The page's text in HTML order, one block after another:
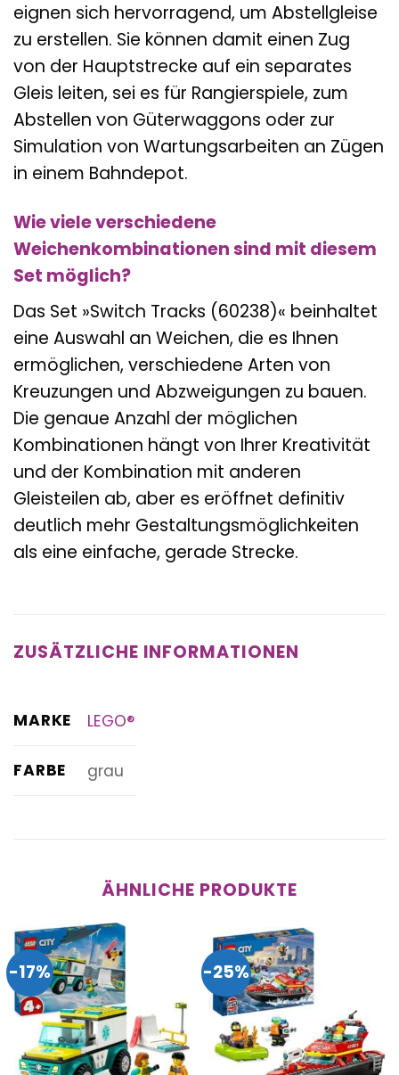
eignen sich hervorragend, um Abstellgleise
zu erstellen. Sie können damit einen Zug
von der Hauptstrecke auf ein separates
Gleis leiten, sei es für Rangierspiele, zum
Abstellen von Güterwaggons oder zur
Simulation von Wartungsarbeiten an Zügen
in einem Bahndepot.
Wie viele verschiedene
Weichenkombinationen sind mit diesem
Set möglich?
Das Set »Switch Tracks (60238)« beinhaltet
eine Auswahl an Weichen, die es Ihnen
ermöglichen, verschiedene Arten von
Kreuzungen und Abzweigungen zu bauen.
Die genaue Anzahl der möglichen
Kombinationen hängt von Ihrer Kreativität
und der Kombination mit anderen
Gleisteilen ab, aber es eröffnet definitiv
deutlich mehr Gestaltungsmöglichkeiten
als eine einfache, gerade Strecke.
ZUSÄTZLICHE INFORMATIONEN
MARKE LEGO®
FARBE grau
ÄHNLICHE PRODUKTE
-17% -25%